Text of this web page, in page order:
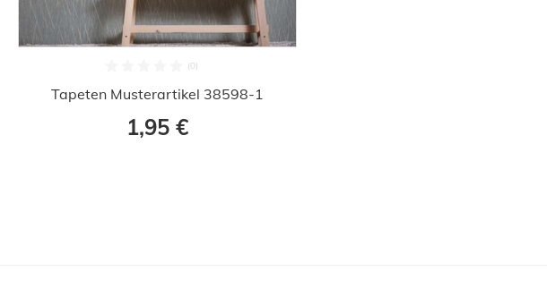
Tapeten Musterartikel 38598-1
1,95 €